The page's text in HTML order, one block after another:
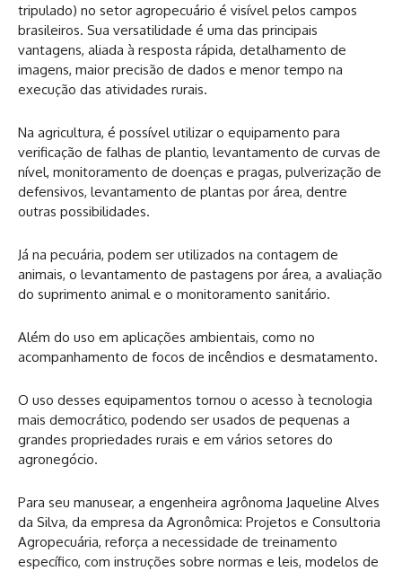
tripulado) no setor agropecuário é visível pelos campos
brasileiros. Sua versatilidade é uma das principais
vantagens, aliada à resposta rápida, detalhamento de
imagens, maior precisão de dados e menor tempo na
execução das atividades rurais.
Na agricultura, é possível utilizar o equipamento para
verificação de falhas de plantio, levantamento de curvas de
nível, monitoramento de doenças e pragas, pulverização de
defensivos, levantamento de plantas por área, dentre
outras possibilidades.
Já na pecuária, podem ser utilizados na contagem de
animais, o levantamento de pastagens por área, a avaliação
do suprimento animal e o monitoramento sanitário.
Além do uso em aplicações ambientais, como no
acompanhamento de focos de incêndios e desmatamento.
O uso desses equipamentos tornou o acesso à tecnologia
mais democrático, podendo ser usados de pequenas a
grandes propriedades rurais e em vários setores do
agronegócio.
Para seu manusear, a engenheira agrônoma Jaqueline Alves
da Silva, da empresa da Agronômica: Projetos e Consultoria
Agropecuária, reforça a necessidade de treinamento
específico, com instruções sobre normas e leis, modelos de